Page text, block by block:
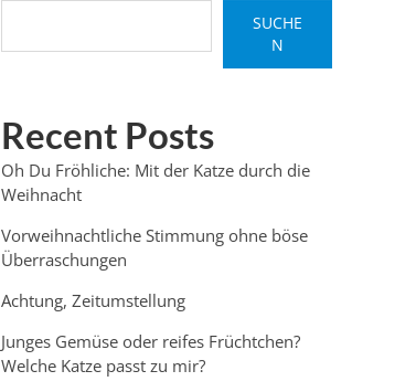
SUCHE
N
Recent Posts
Oh Du Fröhliche: Mit der Katze durch die
Weihnacht
Vorweihnachtliche Stimmung ohne böse
Überraschungen
Achtung, Zeitumstellung
Junges Gemüse oder reifes Früchtchen?
Welche Katze passt zu mir?